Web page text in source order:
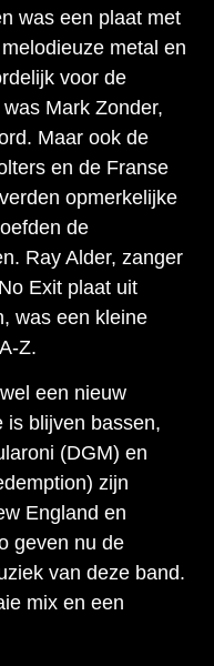
was een plaat met
metal en
voor de
Mark Zonder,
Maar ook de
en de Franse
opmerkelijke
de
Ray Alder, zanger
Exit plaat uit
was een kleine
Z.
een nieuw
is blijven bassen,
(DGM) en
zijn
England en
geven nu de
van deze band.
mix en een